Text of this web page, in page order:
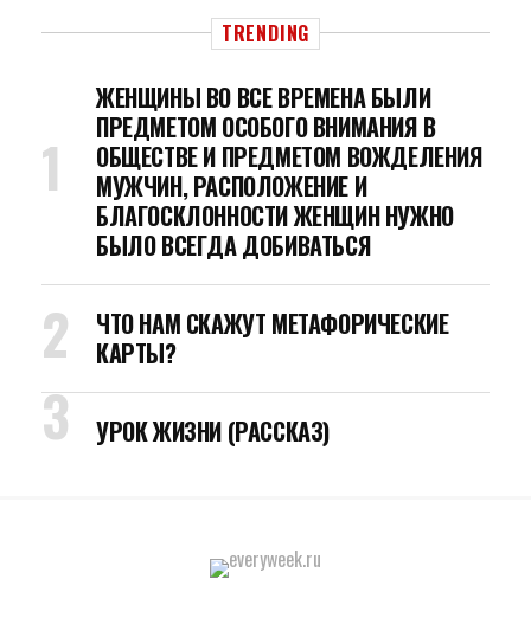
TRENDING
ЖЕНЩИНЫ ВО ВСЕ ВРЕМЕНА БЫЛИ
ПРЕДМЕТОМ ОСОБОГО ВНИМАНИЯ В
ОБЩЕСТВЕ И ПРЕДМЕТОМ ВОЖДЕЛЕНИЯ
МУЖЧИН, РАСПОЛОЖЕНИЕ И
БЛАГОСКЛОННОСТИ ЖЕНЩИН НУЖНО
БЫЛО ВСЕГДА ДОБИВАТЬСЯ
ЧТО НАМ СКАЖУТ МЕТАФОРИЧЕСКИЕ
КАРТЫ?
УРОК ЖИЗНИ (РАССКАЗ)